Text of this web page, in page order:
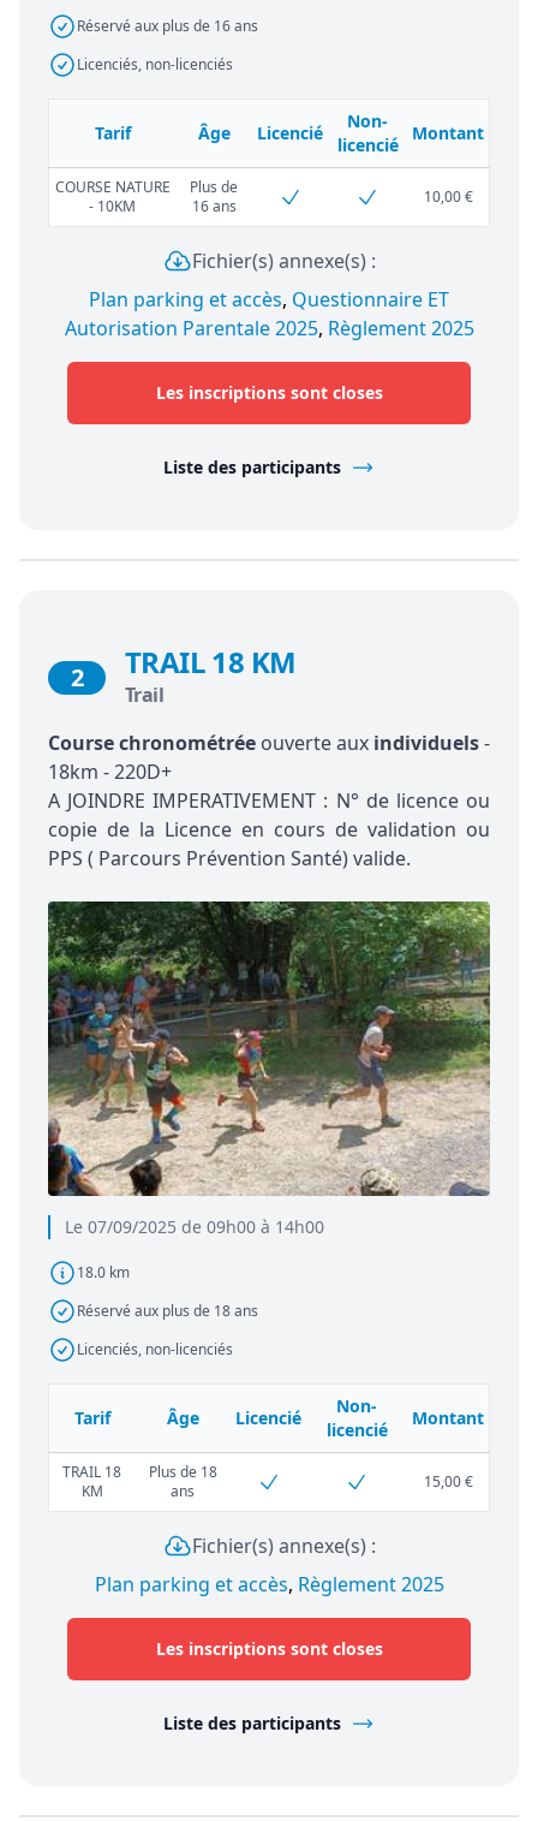
Réservé aux plus de 16 ans
Licenciés, non-licenciés
Tarif Âge Licencié
Non-
licencié
Montant
COURSE NATURE
- 10KM
Plus de
16 ans
10,00 €
Fichier(s) annexe(s) :
Plan parking et accès, Questionnaire ET
Autorisation Parentale 2025, Règlement 2025
Les inscriptions sont closes
Liste des participants
Le 07/09/2025 de 09h00 à 14h00
18.0 km
Réservé aux plus de 18 ans
Licenciés, non-licenciés
2 TRAIL 18 KM
Trail
Course chronométrée ouverte aux individuels-
18km - 220D+
A JOINDRE IMPERATIVEMENT : N° de licence ou
copie de la Licence en cours de validation ou
PPS ( Parcours Prévention Santé) valide.
Tarif Âge Licencié
Non-
licencié
Montant
TRAIL 18
KM
Plus de 18
ans
15,00 €
Fichier(s) annexe(s) :
Plan parking et accès, Règlement 2025
Les inscriptions sont closes
Liste des participants